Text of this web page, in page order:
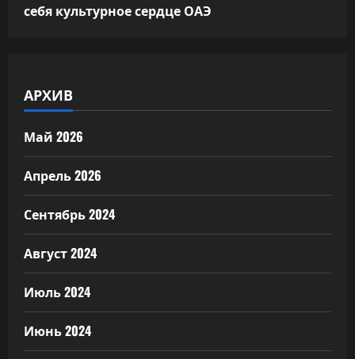
себя культурное сердце ОАЭ
АРХИВ
Май 2026
Апрель 2026
Сентябрь 2024
Август 2024
Июль 2024
Июнь 2024